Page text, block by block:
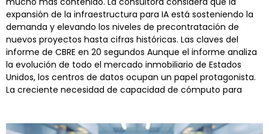
expansión de la infraestructura para IA está sosteniendo la
demanda y elevando los niveles de precontratación de
nuevos proyectos hasta cifras históricas. Las claves del
informe de CBRE en 20 segundos Aunque el informe analiza
la evolución de todo el mercado inmobiliario de Estados
Unidos, los centros de datos ocupan un papel protagonista.
La creciente necesidad de capacidad de cómputo para